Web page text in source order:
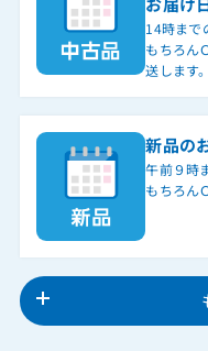
14時まで
もちろん
送します。
新品の
午前９時
もちろん